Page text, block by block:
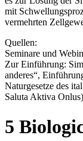
mit
vermehrten
Quellen:
Seminare und
Zur Einführung:
anderes“,
Naturgesetze des
Saluta Aktiva Onlus)
5